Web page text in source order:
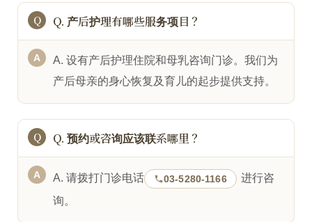
Q. 产后护理有哪些服务项目？
A. 设有产后护理住院和母乳咨询门诊。我们为
产后母亲的身心恢复及育儿的起步提供支持。
Q. 预约或咨询应该联系哪里？
A. 请拨打门诊电话 03-5280-1166
进行咨
询。